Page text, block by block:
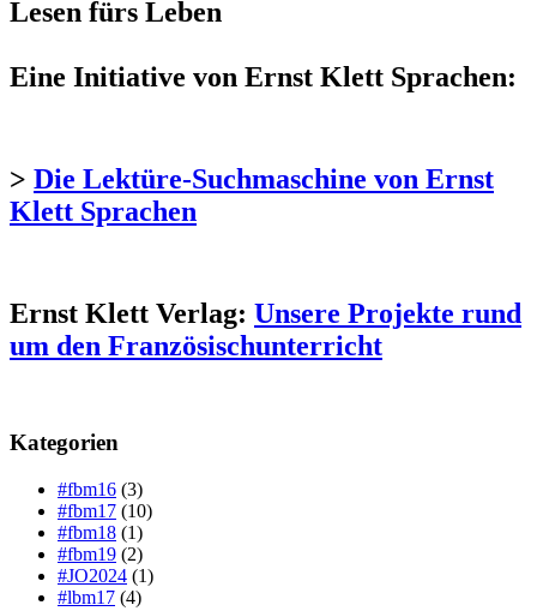
Lesen fürs Leben
Eine Initiative von Ernst Klett Sprachen:
> Die Lektüre-Suchmaschine von Ernst
Klett Sprachen
Ernst Klett Verlag: Unsere Projekte rund
um den Französischunterricht
Kategorien
#fbm16 (3)
#fbm17 (10)
#fbm18 (1)
#fbm19 (2)
#JO2024 (1)
#lbm17 (4)